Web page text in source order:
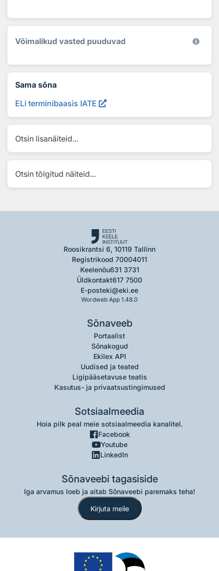
Võimalikud vasted puuduvad
Sama sõna
ELi terminibaasis IATE
Otsin lisanäiteid...
Otsin tõlgitud näiteid...
Roosikrantsi 6, 10119 Tallinn
Registrikood 70004011
Keelenõu631 3731
Üldkontakt617 7500
E-posteki@eki.ee
Wordweb App 1.48.0
Sõnaveeb
Portaalist
Sõnakogud
Ekilex API
Uudised ja teated
Ligipääsetavuse teatis
Kasutus- ja privaatsustingimused
Sotsiaalmeedia
Hoia pilk peal meie sotsiaalmeedia kanalitel.
Facebook
Youtube
LinkedIn
Sõnaveebi tagasiside
Iga arvamus loeb ja aitab Sõnaveebi paremaks teha!
Kirjuta meile